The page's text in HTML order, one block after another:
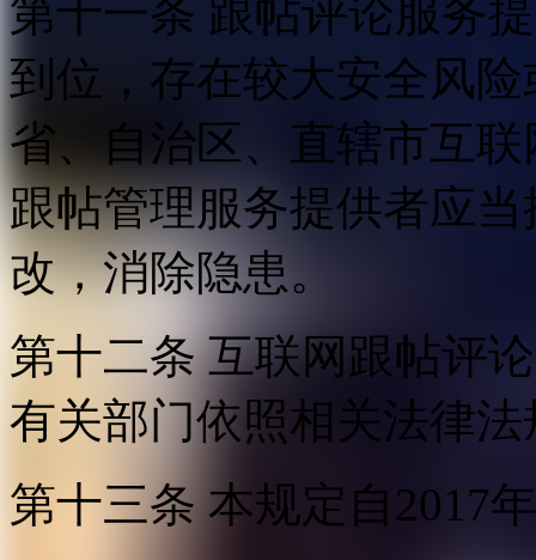
第十一条 跟帖评论服务
到位，存在较大安全风
省、自治区、直辖市互
跟帖管理服务提供者应
改，消除隐患。
第十二条 互联网跟帖评
有关部门依照相关法律
第十三条 本规定自2017